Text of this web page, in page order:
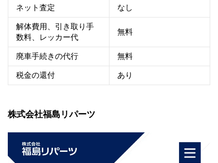
ネット査定 なし
解体費用、引き取り手
数料、レッカー代
無料
廃車手続きの代行 無料
税金の還付 あり
株式会社福島リパーツ